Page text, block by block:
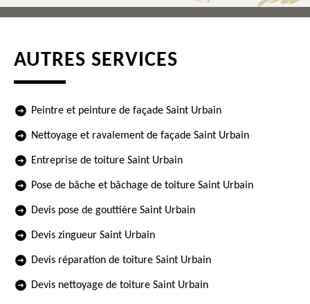
AUTRES SERVICES
Peintre et peinture de façade Saint Urbain
Nettoyage et ravalement de façade Saint Urbain
Entreprise de toiture Saint Urbain
Pose de bâche et bâchage de toiture Saint Urbain
Devis pose de gouttière Saint Urbain
Devis zingueur Saint Urbain
Devis réparation de toiture Saint Urbain
Devis nettoyage de toiture Saint Urbain